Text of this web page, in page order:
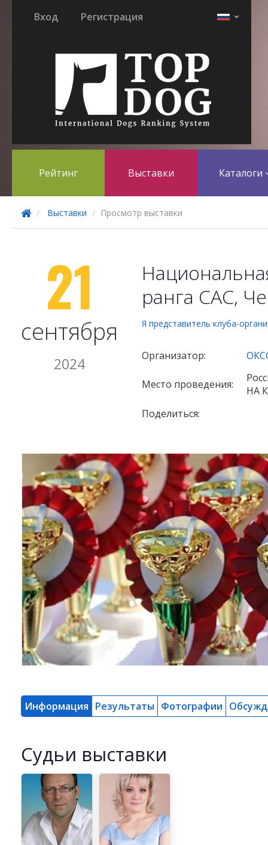
Вход Регистрация
Рейтинг Выставки Каталоги
Выставки Просмотр выставки
21
сентября
2024
ранга САС,
Я представитель клуба-
Организатор:
Место проведения:
НА
Поделиться:
Информация Результаты Фотографии
Cудьи выставки